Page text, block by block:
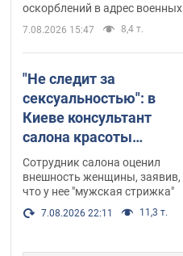
Видео
оскорблений в адрес военных
7.08.2026 15:47 8,4 т.
"Не следит за
сексуальностью": в
Киеве консультант
салона красоты
оскорбил женщину
после химиотерапии,
разгорелся скандал.
Фото
Сотрудник салона оценил
внешность женщины, заявив,
что у нее "мужская стрижка"
7.08.2026 22:11 11,3 т.